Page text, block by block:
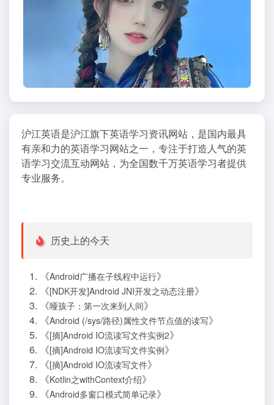
沪江英语是沪江旗下英语学习资讯网站，是国内最具
有亲和力的英语学习网站之一，专注于打造人气的英
语学习交流互动网站，为全国数千万英语学习者提供
专业服务。
历史上的今天
《Android广播在子线程中运行》
《[NDK开发]Android JNI开发之动态注册》
《哑孩子：第一次来到人间》
《Android (/sys/路径)属性文件节点值的读写》
《[摘]Android IO流读写文件实例2》
《[摘]Android IO流读写文件实例》
《[摘]Android IO流读写文件》
《Kotlin之withContext介绍》
《Android多窗口模式简单记录》